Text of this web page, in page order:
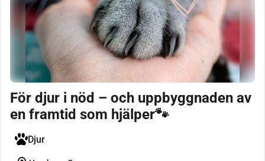
För djur i nöd – och uppbyggnaden av
en framtid som hjälper🐾
Djur